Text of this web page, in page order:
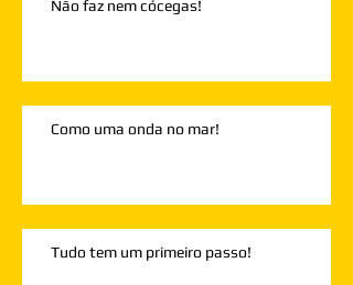
Não faz nem cócegas!
Como uma onda no mar!
Tudo tem um primeiro passo!